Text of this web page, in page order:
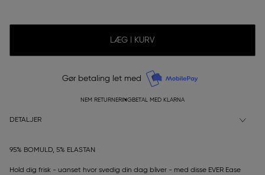
LÆG I KURV
Gør betaling let med
NEM RETURNERINGBETAL MED KLARNA
DETALJER
95% BOMULD, 5% ELASTAN
Hold dig frisk - uanset hvor svedig din dag bliver - med disse EVER Ease